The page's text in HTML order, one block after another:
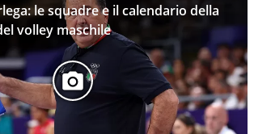
le squadre e il calendario della
volley maschile